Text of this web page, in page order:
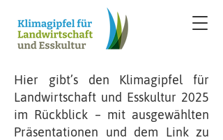
Hier gibt’s den Klimagipfel für
Landwirtschaft und Esskultur 2025
im Rückblick – mit ausgewählten
Präsentationen und dem Link zu